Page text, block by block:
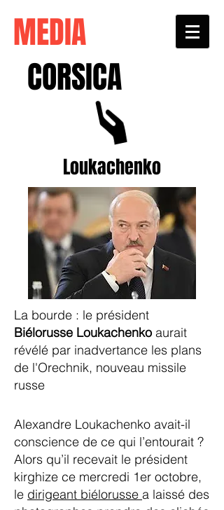
MEDIA
CORSICA
Loukachenko
La bourde : le président
Biélorusse Loukachenko aurait
révélé par inadvertance les plans
de l'Orechnik, nouveau missile
russe
Alexandre Loukachenko avait-il
conscience de ce qui l’entourait ?
Alors qu’il recevait le président
kirghize ce mercredi 1er octobre,
le dirigeant biélorusse a laissé des